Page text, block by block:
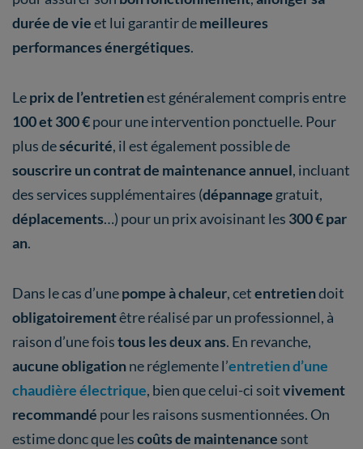
durée de vieet lui garantir demeilleures
performances énergétiques.
Leprix de l’entretienest généralement compris entre
100 et 300 €pour une intervention ponctuelle. Pour
plus desécurité, il est également possible de
souscrire un contrat de maintenance annuel, incluant
des services supplémentaires (dépannage gratuit,
déplacements…) pour un prix avoisinant les 300 € par
an.
Dans le cas d’unepompe à chaleur, cetentretiendoit
obligatoirementêtre réalisé par un professionnel, à
raison d’une foistous les deux ans. En revanche,
aucune obligationne réglemente l’entretien d’une
chaudière électrique, bien que celui-ci soitvivement
recommandé pour les raisons susmentionnées. On
estime donc que lescoûts de maintenance sont